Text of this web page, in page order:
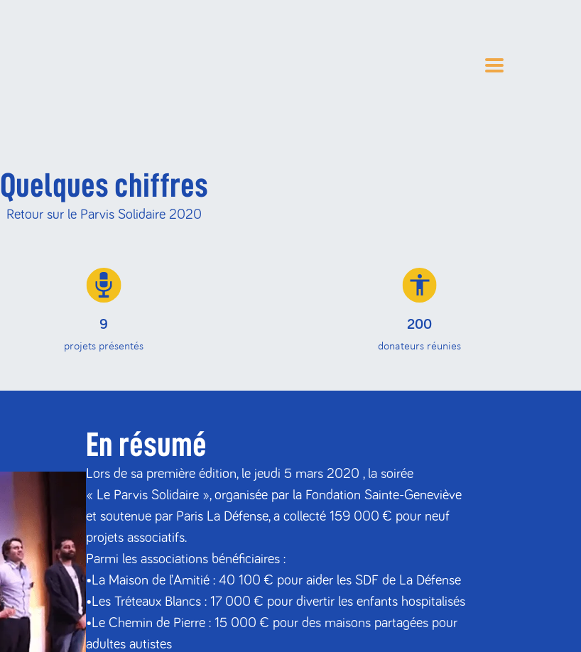
Quelques chiffres
Retour sur le Parvis Solidaire 2020
9
projets présentés
200
donateurs réunies
En résumé
Lors de sa première édition, le jeudi 5 mars 2020 , la soirée
« Le Parvis Solidaire », organisée par la Fondation Sainte-Geneviève
et soutenue par Paris La Défense, a collecté 159 000 € pour neuf
projets associatifs.
Parmi les associations bénéficiaires :
•La Maison de l’Amitié : 40 100 € pour aider les SDF de La Défense
•Les Tréteaux Blancs : 17 000 € pour divertir les enfants hospitalisés
•Le Chemin de Pierre : 15 000 € pour des maisons partagées pour
adultes autistes